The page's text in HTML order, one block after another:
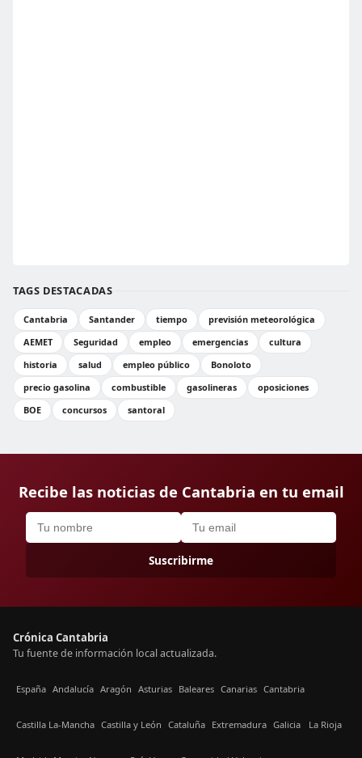
TAGS DESTACADAS
Cantabria Santander tiempo
previsión meteorológica
AEMET
Seguridad empleo emergencias
cultura
historia
salud empleo público
Bonoloto
precio gasolina
combustible gasolineras
oposiciones
BOE
concursos santoral
Recibe las noticias de Cantabria en tu email
Suscribirme
Crónica Cantabria
Tu fuente de información local actualizada.
España Andalucía Aragón Asturias Baleares Canarias Cantabria
Castilla La-Mancha Castilla y León Cataluña Extremadura Galicia La Rioja